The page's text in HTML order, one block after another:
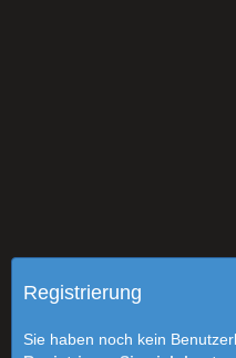
Registrierung
Sie haben noch kein